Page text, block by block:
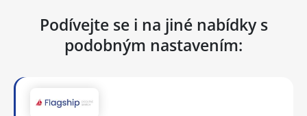
Podívejte se i na jiné nabídky s
podobným nastavením: